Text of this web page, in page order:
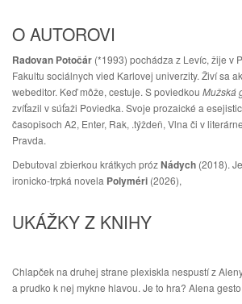
O AUTOROVI
Radovan Potočár (*1993) pochádza z Levíc, žije v
Fakultu sociálnych vied Karlovej univerzity. Živí sa
webeditor. Keď môže, cestuje. S poviedkou Mužská
zvíťazil v súťaži Poviedka. Svoje prozaické a
časopisoch A2, Enter, Rak, .týždeň, Vlna či v
Pravda.
Debutoval zbierkou krátkych prózNádych (2018).
ironicko-trpká novela Polyméri (2026),
UKÁŽKY Z KNIHY
Chlapček na druhej strane plexiskla nespustí z
a prudko k nej mykne hlavou. Je to hra? Alena